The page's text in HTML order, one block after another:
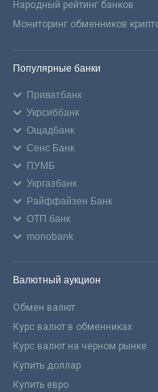
Народный рейтинг банков
Мониторинг обменников
Популярные банки
Приватбанк
Укрсиббанк
Ощадбанк
Сенс Банк
ПУМБ
Укргазбанк
Райффайзен Банк
ОТП банк
monobank
Валютный аукцион
Обмен валют
Курс валют в обменниках
Курс валют на черном рынке
Купить доллар
Купить евро